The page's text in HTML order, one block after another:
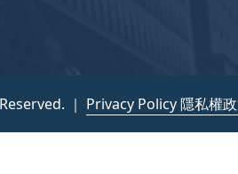
｜ Privacy Policy 隱私權